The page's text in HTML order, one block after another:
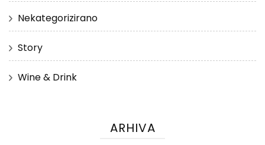
Nekategorizirano
Story
Wine & Drink
ARHIVA